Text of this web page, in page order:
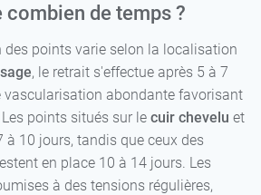
combien de temps ?
des points varie selon la localisation
, le retrait s'effectue après 5 à 7
vascularisation abondante favorisant
points situés sur le cuir chevelu et
à 10 jours, tandis que ceux des
en place 10 à 14 jours. Les
à des tensions régulières,